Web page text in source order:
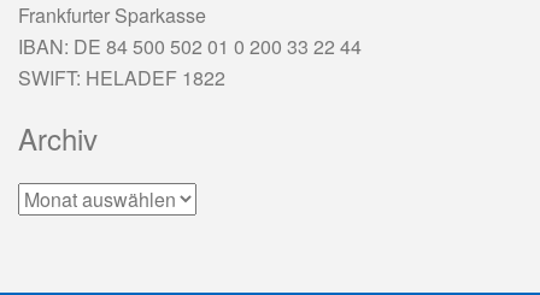
Frankfurter Sparkasse
IBAN: DE 84 500 502 01 0 200 33 22 44
SWIFT: HELADEF 1822
Archiv
Archiv